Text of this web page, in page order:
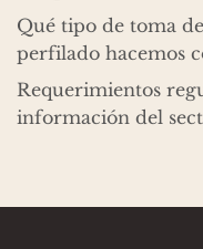
Qué tipo de toma
perfilado hacemos
Requerimientos
información del